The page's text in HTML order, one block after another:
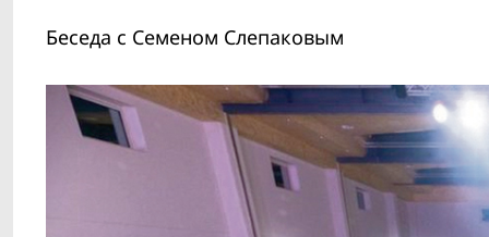
Беседа с Семеном Слепаковым